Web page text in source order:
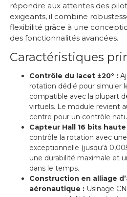
répondre aux attentes des
exigeants, il combine
flexibilité grâce à une
des fonctionnalités avancées.
Caractéristiques
Contrôle du lacet ±20° :
rotation dédié pour simuler
compatible avec la plupart
virtuels. Le module revient
centre pour un contrôle
Capteur Hall 16 bits
contrôle la rotation avec
exceptionnelle (jusqu’à
une durabilité maximale et
dans le temps.
Construction en alliage
aéronautique : Usinage